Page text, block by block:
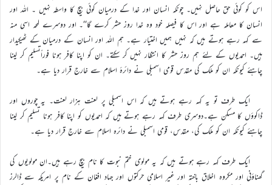
اس کو کوئی حق حاصل نہیں۔ چونکہ انسان اور خدا کے درمیان کوئی بیچ کا واسطہ نہیں ۔ اللہ اور
انسان کا معاملہ ہے اور اس کا فیصلہ خود وہ خدا روز حشر کرے گا‘‘۔ اور دوسرے لمحہ اسی منہ
سے کہہ رہے ہوتے ہیں کہ نہیں ہمیں اختیار ہے۔ ہم اللہ اور انسان کے درمیان کے ٹھیکیدار
ہیں۔ احمدیوں کے لئے ہم روز حشر کا انتظار نہیں کر سکتے۔ ان کو اپنا کافر ہونا فوراًتسلیم کر لینا
چاہئے کیونکہ ان کو ملک کی مقدس قومی اسمبلی نے دائرۂ اسلام سے خارج قرار دیا ہے۔
ایک طرف تو یہ کہہ رہے ہوتے ہیں کہ اس اسمبلی پر لعنت ہزار لعنت۔ یہ چوروں اور
ڈاکوؤں کا مسکن ہے۔دوسری طرف کہہ رہے ہوتے ہیں کہ احمدیوں کو اپنا کافر ہونا تسلیم کر لینا
چاہئے کیونکہ ان کو ملک کی، مقدس، قومی اسمبلی نے دائرہ اسلام سے خارج قرار دیا ہے۔
ایک طرف کہہ رہے ہوتے ہیں کہ یہ مولوی ختم نبوت کا نام بیچ رہے ہیں۔ان مولویوں کی
گھناؤنی اور مکروہ اخلاق باختہ اور غیر اسلامی حرکتوں اور جہاد افغان کے نام پر امریکہ سے ڈالرز